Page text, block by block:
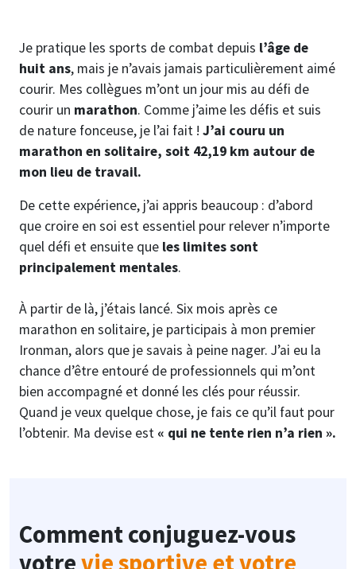
Je pratique les sports de combat depuis l’âge de
huit ans, mais je n’avais jamais particulièrement aimé
courir. Mes collègues m’ont un jour mis au défi de
courir un marathon. Comme j’aime les défis et suis
de nature fonceuse, je l’ai fait ! J’ai couru un
marathon en solitaire, soit 42,19 km autour de
mon lieu de travail.
De cette expérience, j’ai appris beaucoup : d’abord
que croire en soi est essentiel pour relever n’importe
quel défi et ensuite que les limites sont
principalement mentales.
À partir de là, j’étais lancé. Six mois après ce
marathon en solitaire, je participais à mon premier
Ironman, alors que je savais à peine nager. J’ai eu la
chance d’être entouré de professionnels qui m’ont
bien accompagné et donné les clés pour réussir.
Quand je veux quelque chose, je fais ce qu’il faut pour
l’obtenir. Ma devise est « qui ne tente rien n’a rien ».
Comment conjuguez-vous
votrevie sportive et votre